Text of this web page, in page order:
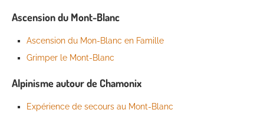
Ascension du Mont-Blanc
Ascension du Mon-Blanc en Famille
Grimper le Mont-Blanc
Alpinisme autour de Chamonix
Expérience de secours au Mont-Blanc